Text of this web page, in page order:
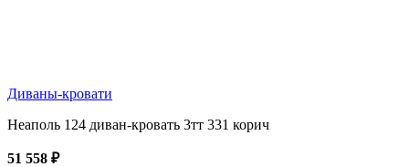
Диваны-кровати
Неаполь 124 диван-кровать 3тт 331 корич
51 558 ₽